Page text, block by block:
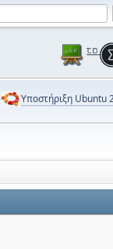
Υποστήριξη Ubuntu